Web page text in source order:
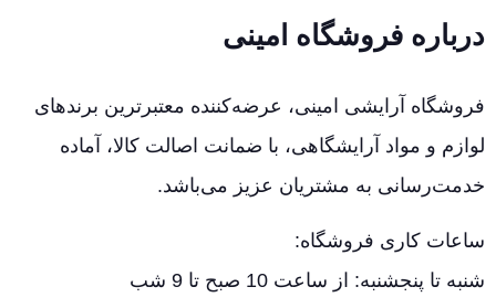
درباره فروشگاه امینی
فروشگاه آرایشی امینی، عرضه‌کننده معتبرترین برندهای
لوازم و مواد آرایشگاهی، با ضمانت اصالت کالا، آماده
خدمت‌رسانی به مشتریان عزیز می‌باشد.
ساعات کاری فروشگاه:
شنبه تا پنجشنبه: از ساعت 10 صبح تا 9 شب